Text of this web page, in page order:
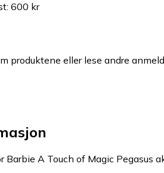
: 600 kr
produktene eller lese andre
Barbie A Touch of Magic Pegasus